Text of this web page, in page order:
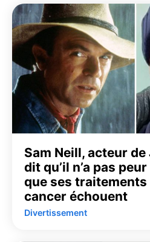
Sam Neill, acteur
dit qu’il n’a pas
que ses
cancer échouent
Divertissement